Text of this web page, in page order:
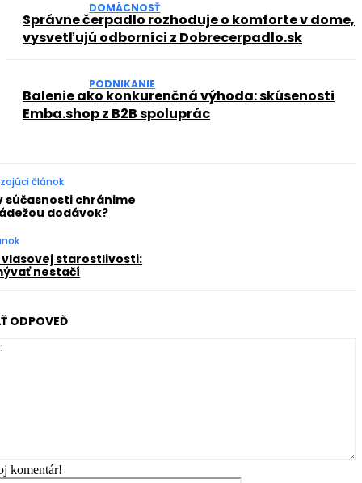
DOMÁCNOSŤ
Správne čerpadlo rozhoduje o komforte v dome,
vysvetľujú odborníci z Dobrecerpadlo.sk
PODNIKANIE
Balenie ako konkurenčná výhoda: skúsenosti
Emba.shop z B2B spoluprác
článok
súčasnosti chránime
dodávok?
vlasovej starostlivosti:
nestačí
ODPOVEĎ
komentár!